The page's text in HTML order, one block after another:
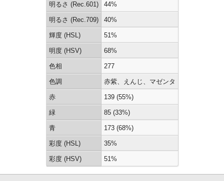
明るさ (Rec.601) 44%
明るさ (Rec.709) 40%
輝度 (HSL) 51%
明度 (HSV) 68%
色相 277
色調 赤紫、えんじ、マゼンタ
赤 139 (55%)
緑 85 (33%)
青 173 (68%)
彩度 (HSL) 35%
彩度 (HSV) 51%